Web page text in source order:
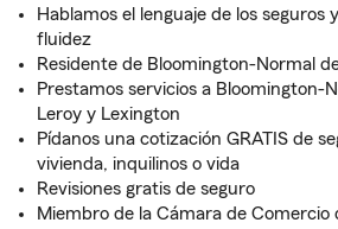
Hablamos el lenguaje de los seguros
fluidez
Residente de Bloomington-Normal
Prestamos servicios a Bloomington-
Leroy y Lexington
Pídanos una cotización GRATIS de
vivienda, inquilinos o vida
Revisiones gratis de seguro
Miembro de la Cámara de Comercio